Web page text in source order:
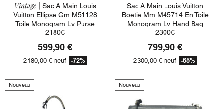
Vintage | Sac A Main Louis
Vuitton Ellipse Gm M51128
Toile Monogram Lv Purse
2180€
599,90 €
2 180,00 €neuf -72%
Sac A Main Louis Vuitton
Boetie Mm M45714 En Toile
Monogram Lv Hand Bag
2300€
799,90 €
2 300,00 €neuf -65%
Nouveau Nouveau